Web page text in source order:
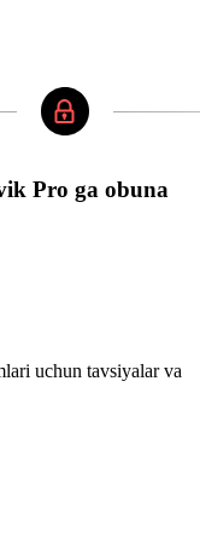
Pro ga obuna
uchun tavsiyalar va